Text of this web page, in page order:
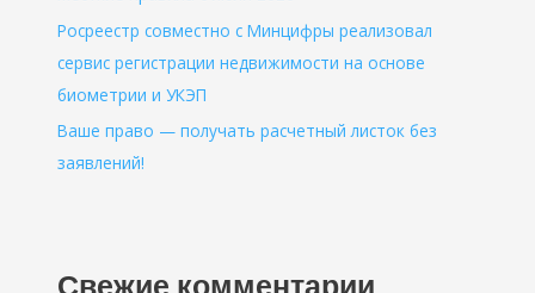
Росреестр совместно с Минцифры реализовал
сервис регистрации недвижимости на основе
биометрии и УКЭП
Ваше право — получать расчетный листок без
заявлений!